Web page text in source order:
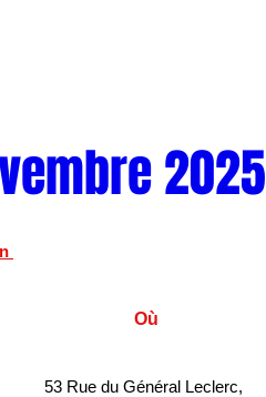
2025
Où
53 Rue du Général Leclerc,